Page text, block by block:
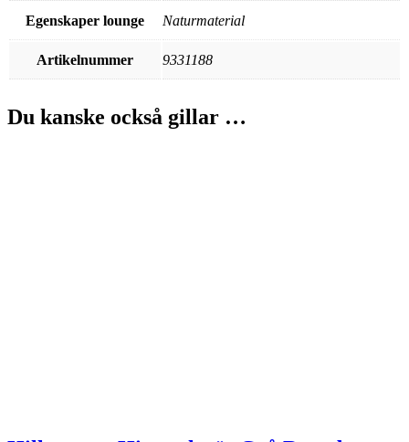
Egenskaper lounge Naturmaterial
Artikelnummer 9331188
Du kanske också gillar …